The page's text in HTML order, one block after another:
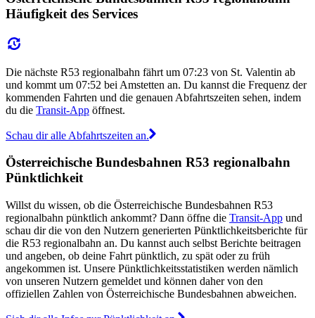
Häufigkeit des Services
Die nächste R53 regionalbahn fährt um 07:23 von St. Valentin ab
und kommt um 07:52 bei Amstetten an. Du kannst die Frequenz der
kommenden Fahrten und die genauen Abfahrtszeiten sehen, indem
du die Transit-App öffnest.
Schau dir alle Abfahrtszeiten an.
Österreichische Bundesbahnen R53 regionalbahn
Pünktlichkeit
Willst du wissen, ob die Österreichische Bundesbahnen R53
regionalbahn pünktlich ankommt? Dann öffne die Transit-App und
schau dir die von den Nutzern generierten Pünktlichkeitsberichte für
die R53 regionalbahn an. Du kannst auch selbst Berichte beitragen
und angeben, ob deine Fahrt pünktlich, zu spät oder zu früh
angekommen ist. Unsere Pünktlichkeitsstatistiken werden nämlich
von unseren Nutzern gemeldet und können daher von den
offiziellen Zahlen von Österreichische Bundesbahnen abweichen.